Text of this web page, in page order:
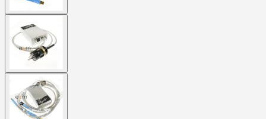
larger
image
larger
image